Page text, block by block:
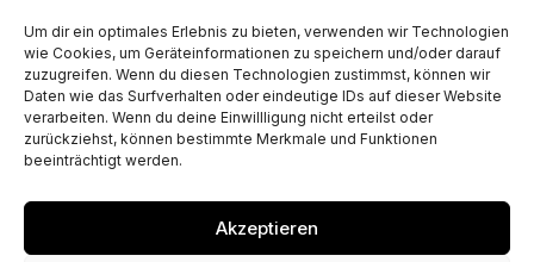
Um dir ein optimales Erlebnis zu bieten, verwenden wir Technologien
wie Cookies, um Geräteinformationen zu speichern und/oder darauf
zuzugreifen. Wenn du diesen Technologien zustimmst, können wir
Daten wie das Surfverhalten oder eindeutige IDs auf dieser Website
verarbeiten. Wenn du deine Einwillligung nicht erteilst oder
zurückziehst, können bestimmte Merkmale und Funktionen
beeinträchtigt werden.
Akzeptieren